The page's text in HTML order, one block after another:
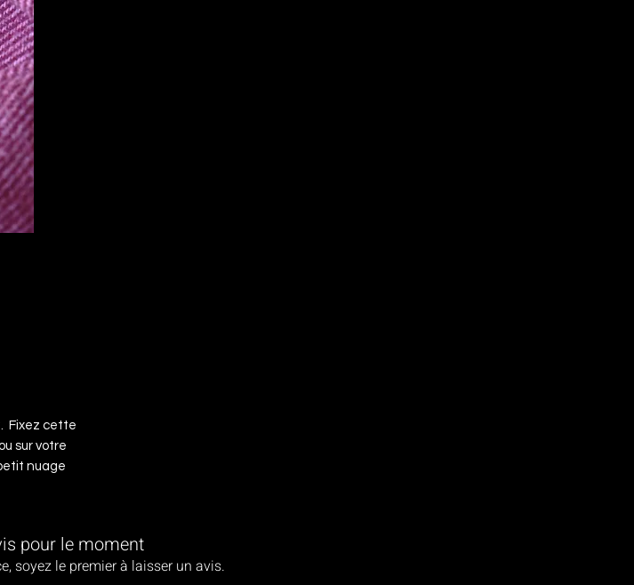
Fixez cette
sur votre
nuage
pour le moment
soyez le premier à laisser un avis.